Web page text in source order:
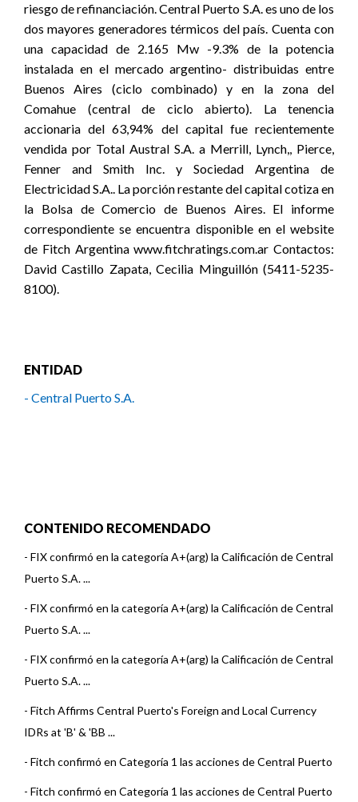
riesgo de refinanciación. Central Puerto S.A. es uno de los
dos mayores generadores térmicos del país. Cuenta con
una capacidad de 2.165 Mw -9.3% de la potencia
instalada en el mercado argentino- distribuidas entre
Buenos Aires (ciclo combinado) y en la zona del
Comahue (central de ciclo abierto). La tenencia
accionaria del 63,94% del capital fue recientemente
vendida por Total Austral S.A. a Merrill, Lynch,, Pierce,
Fenner and Smith Inc. y Sociedad Argentina de
Electricidad S.A.. La porción restante del capital cotiza en
la Bolsa de Comercio de Buenos Aires. El informe
correspondiente se encuentra disponible en el website
de Fitch Argentina www.fitchratings.com.ar Contactos:
David Castillo Zapata, Cecilia Minguillón (5411-5235-
8100).
ENTIDAD
- Central Puerto S.A.
CONTENIDO RECOMENDADO
- FIX confirmó en la categoría A+(arg) la Calificación de Central
Puerto S.A. ...
- FIX confirmó en la categoría A+(arg) la Calificación de Central
Puerto S.A. ...
- FIX confirmó en la categoría A+(arg) la Calificación de Central
Puerto S.A. ...
- Fitch Affirms Central Puerto's Foreign and Local Currency
IDRs at 'B' & 'BB ...
- Fitch confirmó en Categoría 1 las acciones de Central Puerto
- Fitch confirmó en Categoría 1 las acciones de Central Puerto